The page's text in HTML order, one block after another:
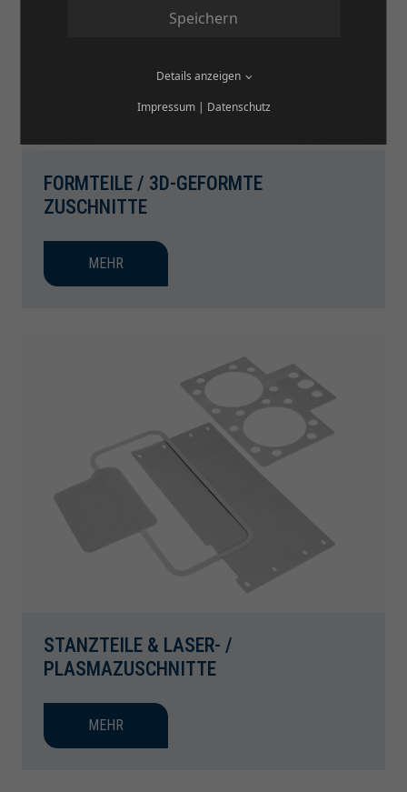
FORMTEILE / 3D-GEFORMTE
ZUSCHNITTE
MEHR
STANZTEILE & LASER- /
PLASMAZUSCHNITTE
MEHR
Speichern
Details anzeigen
Impressum| Datenschutz